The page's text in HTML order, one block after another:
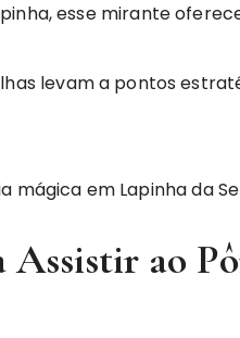
esse mirante
levam a pontos
mágica em Lapinha da
ao